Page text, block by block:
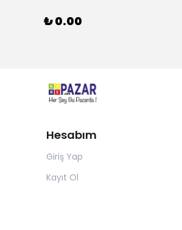
₺ 0.00
Hesabım
Giriş Yap
Kayıt Ol